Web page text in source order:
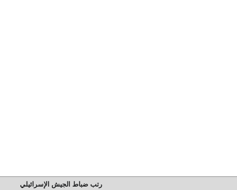
رتب ضباط الجيش الإسرائيلي